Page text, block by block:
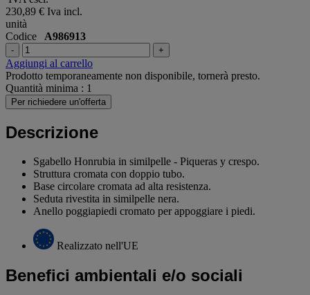
230,89 € Iva incl.
unità
Codice A986913
- +
Aggiungi al carrello
Prodotto temporaneamente non disponibile, tornerà presto.
Quantità minima : 1
Per richiedere un'offerta
Descrizione
Sgabello Honrubia in similpelle - Piqueras y crespo.
Struttura cromata con doppio tubo.
Base circolare cromata ad alta resistenza.
Seduta rivestita in similpelle nera.
Anello poggiapiedi cromato per appoggiare i piedi.
Realizzato nell'UE
Benefici ambientali e/o sociali